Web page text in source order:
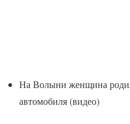
На Волыни женщина
автомобиля (видео)